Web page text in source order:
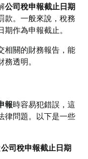
公司稅申報截止日期
款。一般來說，稅務
作為申報截止。
相關的財務報告，能
透明。
報時容易犯錯誤，這
律問題。以下是一些
公司稅申報截止日期